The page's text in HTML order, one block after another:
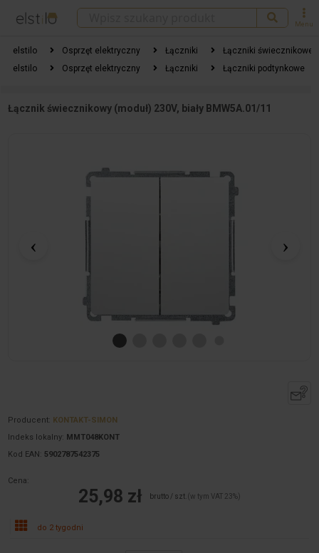
Menu
elstilo Osprzęt elektryczny Łączniki
Łączniki świecznikowe
elstilo
Osprzęt elektryczny Łączniki Łączniki podtynkowe
Łącznik świecznikowy (moduł) 230V, biały BMW5A.01/11
Producent: KONTAKT-SIMON
Indeks lokalny: MMT048KONT
Kod EAN: 5902787542375
Cena:
25,98 zł brutto / szt. (w tym VAT 23%)
do 2 tygodni